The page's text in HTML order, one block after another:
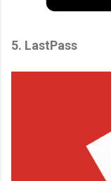
5. LastPass